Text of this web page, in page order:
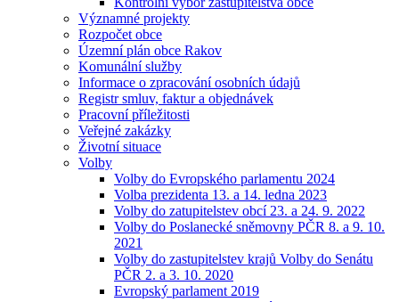
Významné projekty
Rozpočet obce
Územní plán obce Rakov
Komunální služby
Informace o zpracování osobních údajů
Registr smluv, faktur a objednávek
Pracovní příležitosti
Veřejné zakázky
Životní situace
Volby
Volby do Evropského parlamentu 2024
Volba prezidenta 13. a 14. ledna 2023
Volby do zatupitelstev obcí 23. a 24. 9. 2022
Volby do Poslanecké sněmovny PČR 8. a 9. 10.
2021
Volby do zastupitelstev krajů Volby do Senátu
PČR 2. a 3. 10. 2020
Evropský parlament 2019